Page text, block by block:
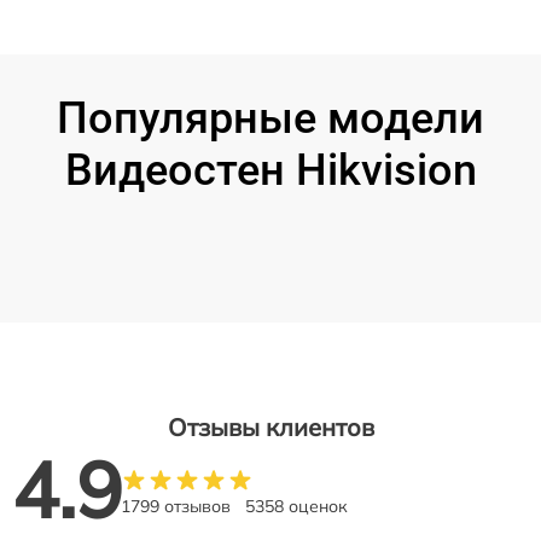
Популярные модели
Видеостен Hikvision
Отзывы клиентов
4.91799 отзывов 5358 оценок